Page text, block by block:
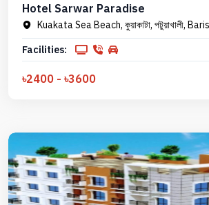
Hotel Sarwar Paradise
Kuakata Sea Beach, কুয়াকাটা, পটুয়াখালী,
Facilities:
৳2400 - ৳3600